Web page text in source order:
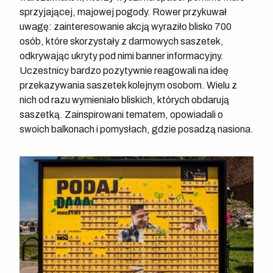
sprzyjającej, majowej pogody. Rower przykuwał
uwagę: zainteresowanie akcją wyraziło blisko 700
osób, które skorzystały z darmowych saszetek,
odkrywając ukryty pod nimi banner informacyjny.
Uczestnicy bardzo pozytywnie reagowali na ideę
przekazywania saszetek kolejnym osobom. Wielu z
nich od razu wymieniało bliskich, których obdarują
saszetką. Zainspirowani tematem, opowiadali o
swoich balkonach i pomysłach, gdzie posadzą nasiona.